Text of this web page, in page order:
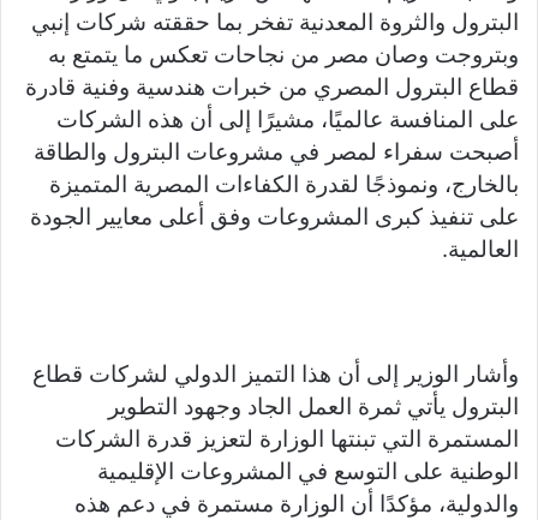
البترول والثروة المعدنية تفخر بما حققته شركات إنبي
وبتروجت وصان مصر من نجاحات تعكس ما يتمتع به
قطاع البترول المصري من خبرات هندسية وفنية قادرة
على المنافسة عالميًا، مشيرًا إلى أن هذه الشركات
أصبحت سفراء لمصر في مشروعات البترول والطاقة
بالخارج، ونموذجًا لقدرة الكفاءات المصرية المتميزة
على تنفيذ كبرى المشروعات وفق أعلى معايير الجودة
العالمية.
وأشار الوزير إلى أن هذا التميز الدولي لشركات قطاع
البترول يأتي ثمرة العمل الجاد وجهود التطوير
المستمرة التي تبنتها الوزارة لتعزيز قدرة الشركات
الوطنية على التوسع في المشروعات الإقليمية
والدولية، مؤكدًا أن الوزارة مستمرة في دعم هذه